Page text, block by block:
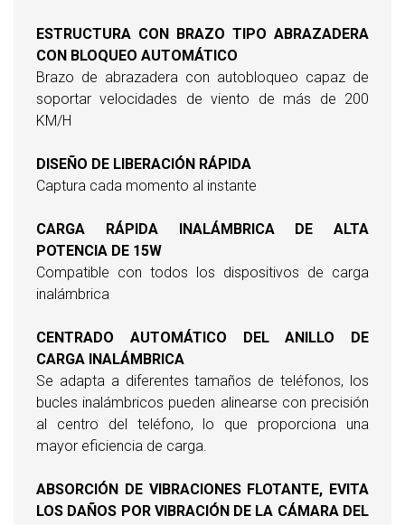
ESTRUCTURA CON BRAZO TIPO ABRAZADERA
CON BLOQUEO AUTOMÁTICO
Brazo de abrazadera con autobloqueo capaz de
soportar velocidades de viento de más de 200
KM/H
DISEÑO DE LIBERACIÓN RÁPIDA
Captura cada momento al instante
CARGA RÁPIDA INALÁMBRICA DE ALTA
POTENCIA DE 15W
Compatible con todos los dispositivos de carga
inalámbrica
CENTRADO AUTOMÁTICO DEL ANILLO DE
CARGA INALÁMBRICA
Se adapta a diferentes tamaños de teléfonos, los
bucles inalámbricos pueden alinearse con precisión
al centro del teléfono, lo que proporciona una
mayor eficiencia de carga.
ABSORCIÓN DE VIBRACIONES FLOTANTE, EVITA
LOS DAÑOS POR VIBRACIÓN DE LA CÁMARA DEL